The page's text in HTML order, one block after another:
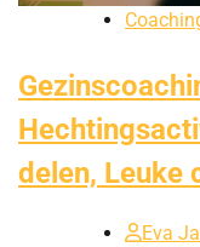
delen, Leuke
Eva